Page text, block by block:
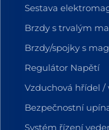
Sestava
Brzdy s trvalým
Brzdy/spojky s
Regulátor Napětí
Vzduchová hřídel
Bezpečnostní
Systém řízení